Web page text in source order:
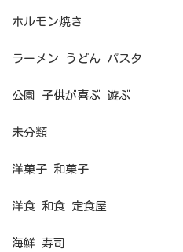
ホルモン焼き
ラーメン うどん パスタ
公園 子供が喜ぶ 遊ぶ
未分類
洋菓子 和菓子
洋食 和食 定食屋
海鮮 寿司